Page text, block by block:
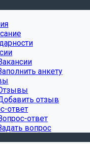
анкету
отзыв
ответ
ответ
вопрос